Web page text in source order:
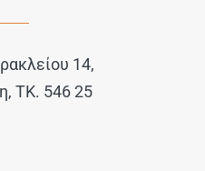
14,
ΤΚ. 546 25